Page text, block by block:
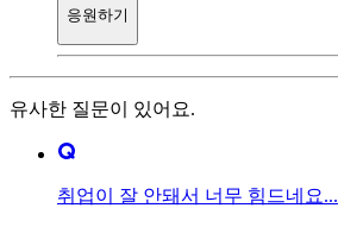
응원하기
유사한 질문이 있어요.
취업이 잘 안돼서 너무 힘드네요...